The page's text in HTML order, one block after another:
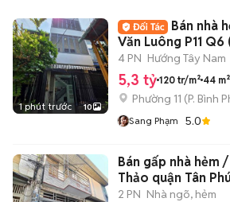
1 phút trước 10
Bán nhà
Văn Luông P11 Q6
4 PN Hướng Tây Nam
5,3 tỷ 120 tr/m² 44 m²
Phường 11 (P. Bình
Sang Phạm 5.0
Bán gấp nhà hẻm
Thảo quận Tân
2 PN Nhà ngõ, hẻm